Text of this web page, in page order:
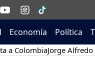
Economía Política
a ColombiaJorge Alfredo